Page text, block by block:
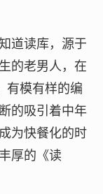
道读库，源于
的老男人，在
有模有样的编
的吸引着中年
为快餐化的时
厚的《读